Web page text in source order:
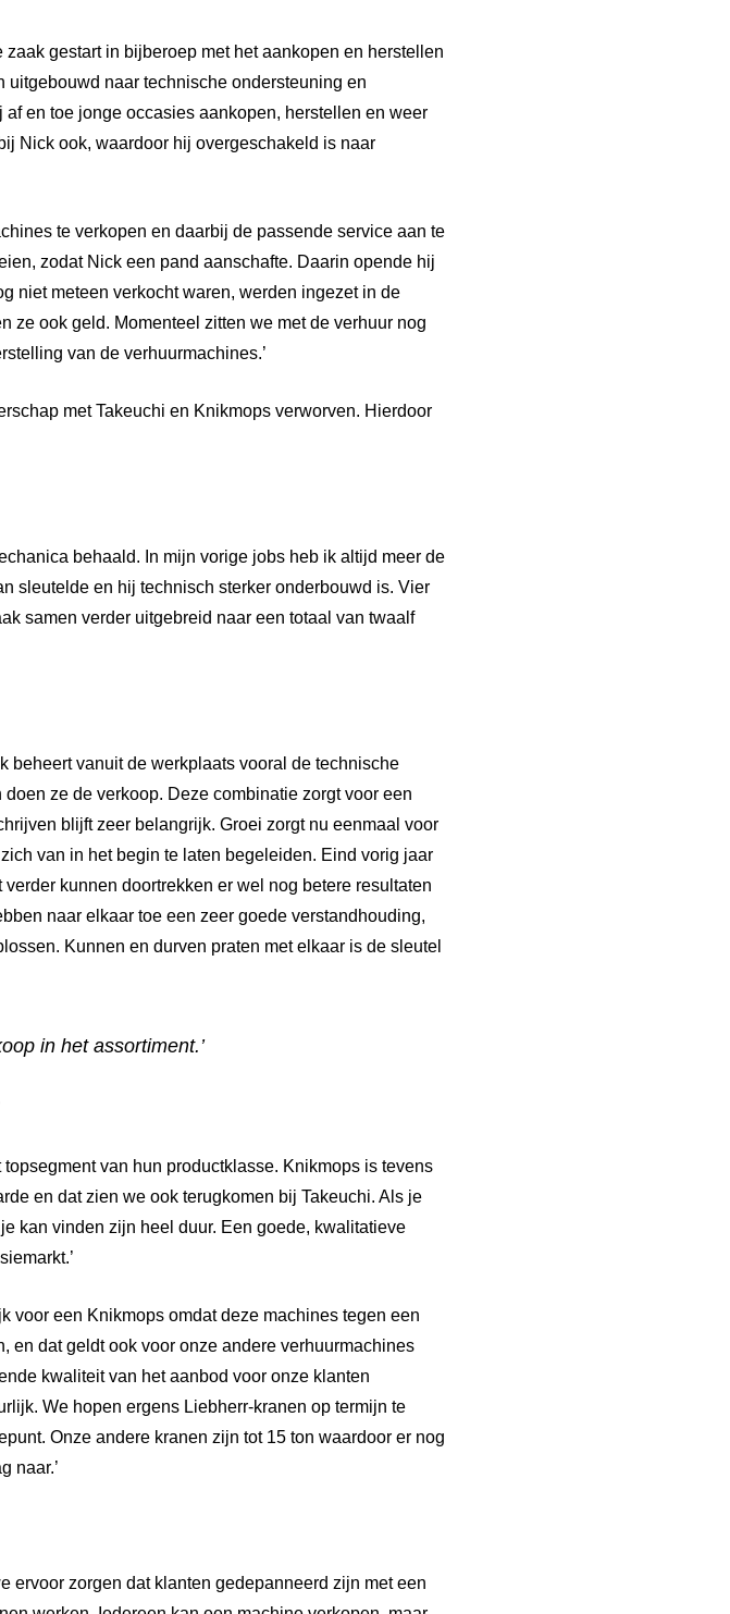
zaak gestart in bijberoep met het aankopen en herstellen
naar technische ondersteuning en
en toe jonge occasies aankopen, herstellen en weer
Nick ook, waardoor hij overgeschakeld is naar
te verkopen en daarbij de passende service aan te
zodat Nick een pand aanschafte. Daarin opende hij
niet meteen verkocht waren, werden ingezet in de
ze ook geld. Momenteel zitten we met de verhuur nog
van de verhuurmachines.’
met Takeuchi en Knikmops verworven. Hierdoor
behaald. In mijn vorige jobs heb ik altijd meer de
sleutelde en hij technisch sterker onderbouwd is. Vier
samen verder uitgebreid naar een totaal van twaalf
vanuit de werkplaats vooral de technische
ze de verkoop. Deze combinatie zorgt voor een
blijft zeer belangrijk. Groei zorgt nu eenmaal voor
van in het begin te laten begeleiden. Eind vorig jaar
kunnen doortrekken er wel nog betere resultaten
naar elkaar toe een zeer goede verstandhouding,
Kunnen en durven praten met elkaar is de sleutel
in het assortiment.’
van hun productklasse. Knikmops is tevens
en dat zien we ook terugkomen bij Takeuchi. Als je
kan vinden zijn heel duur. Een goede, kwalitatieve
voor een Knikmops omdat deze machines tegen een
en dat geldt ook voor onze andere verhuurmachines
kwaliteit van het aanbod voor onze klanten
We hopen ergens Liebherr-kranen op termijn te
Onze andere kranen zijn tot 15 ton waardoor er nog
naar.’
ervoor zorgen dat klanten gedepanneerd zijn met een